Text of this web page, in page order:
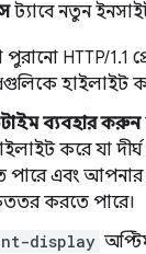
ট্যাবে নতুন
পুরানো HTTP/1.1
হাইলাইট
ব্যবহার করুন
করে যা
এবং আপনার
করতে পারে।
display